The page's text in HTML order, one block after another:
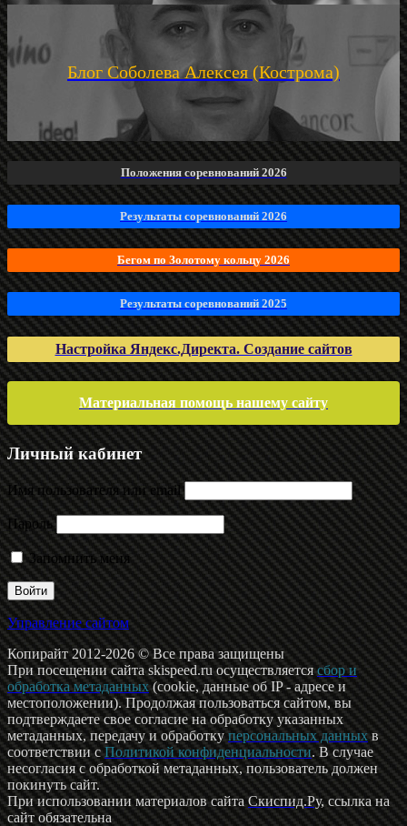
Блог Соболева Алексея (Кострома)
Положения соревнований 2026
Результаты соревнований 2026
Бегом по Золотому кольцу 2026
Результаты соревнований 2025
Настройка Яндекс.Директа. Создание сайтов
Материальная помощь нашему сайту
Личный кабинет
Имя пользователя или email
Пароль
Запомнить меня
Управление сайтом
Копирайт 2012-2026 © Все права защищены
При посещении сайта skispeed.ru осуществляетсясбор и
обработка метаданных(cookie, данные об IP - адресе и
местоположении). Продолжая пользоваться сайтом, вы
подтверждаете свое согласие на обработку указанных
метаданных, передачу и обработкуперсональных данныхв
соответствии сПолитикой конфиденциальности. В случае
несогласия с обработкой метаданных, пользователь должен
покинуть сайт.
При использовании материалов сайтаСкиспид.Ру, ссылка на
сайт обязательна